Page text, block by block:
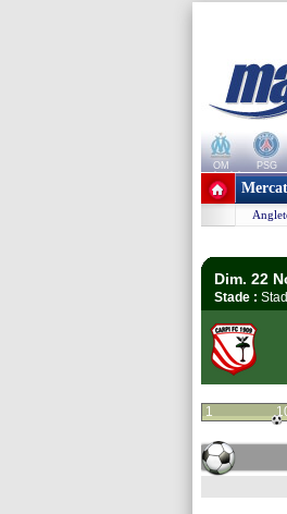
OM PSG
+ de clubs
Dim. 22
Stade :
1